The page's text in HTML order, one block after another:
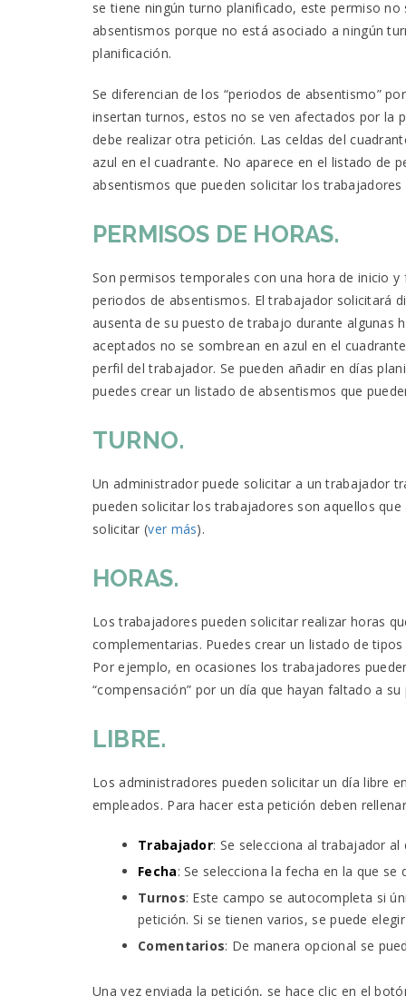
se tiene ningún turno planificado, este permiso
absentismos porque no está asociado a ningún
planificación.
Se diferencian de los “periodos de absentismo”
insertan turnos, estos no se ven afectados por la
debe realizar otra petición. Las celdas del
azul en el cuadrante. No aparece en el listado de
absentismos que pueden solicitar los
PERMISOS DE HORAS.
Son permisos temporales con una hora de inicio
periodos de absentismos. El trabajador solicitará
ausenta de su puesto de trabajo durante algunas
aceptados no se sombrean en azul en el
perfil del trabajador. Se pueden añadir en días
puedes crear un listado de absentismos que
TURNO.
Un administrador puede solicitar a un trabajador
pueden solicitar los trabajadores son aquellos
solicitar (ver más).
HORAS.
Los trabajadores pueden solicitar realizar horas
complementarias. Puedes crear un listado de
Por ejemplo, en ocasiones los trabajadores
“compensación” por un día que hayan faltado a su
LIBRE.
Los administradores pueden solicitar un día libre
empleados. Para hacer esta petición deben
Trabajador: Se selecciona al trabajador
Fecha: Se selecciona la fecha en la que se
Turnos: Este campo se autocompleta si
petición. Si se tienen varios, se puede
Comentarios: De manera opcional se
Una vez enviada la petición, se hace clic en el